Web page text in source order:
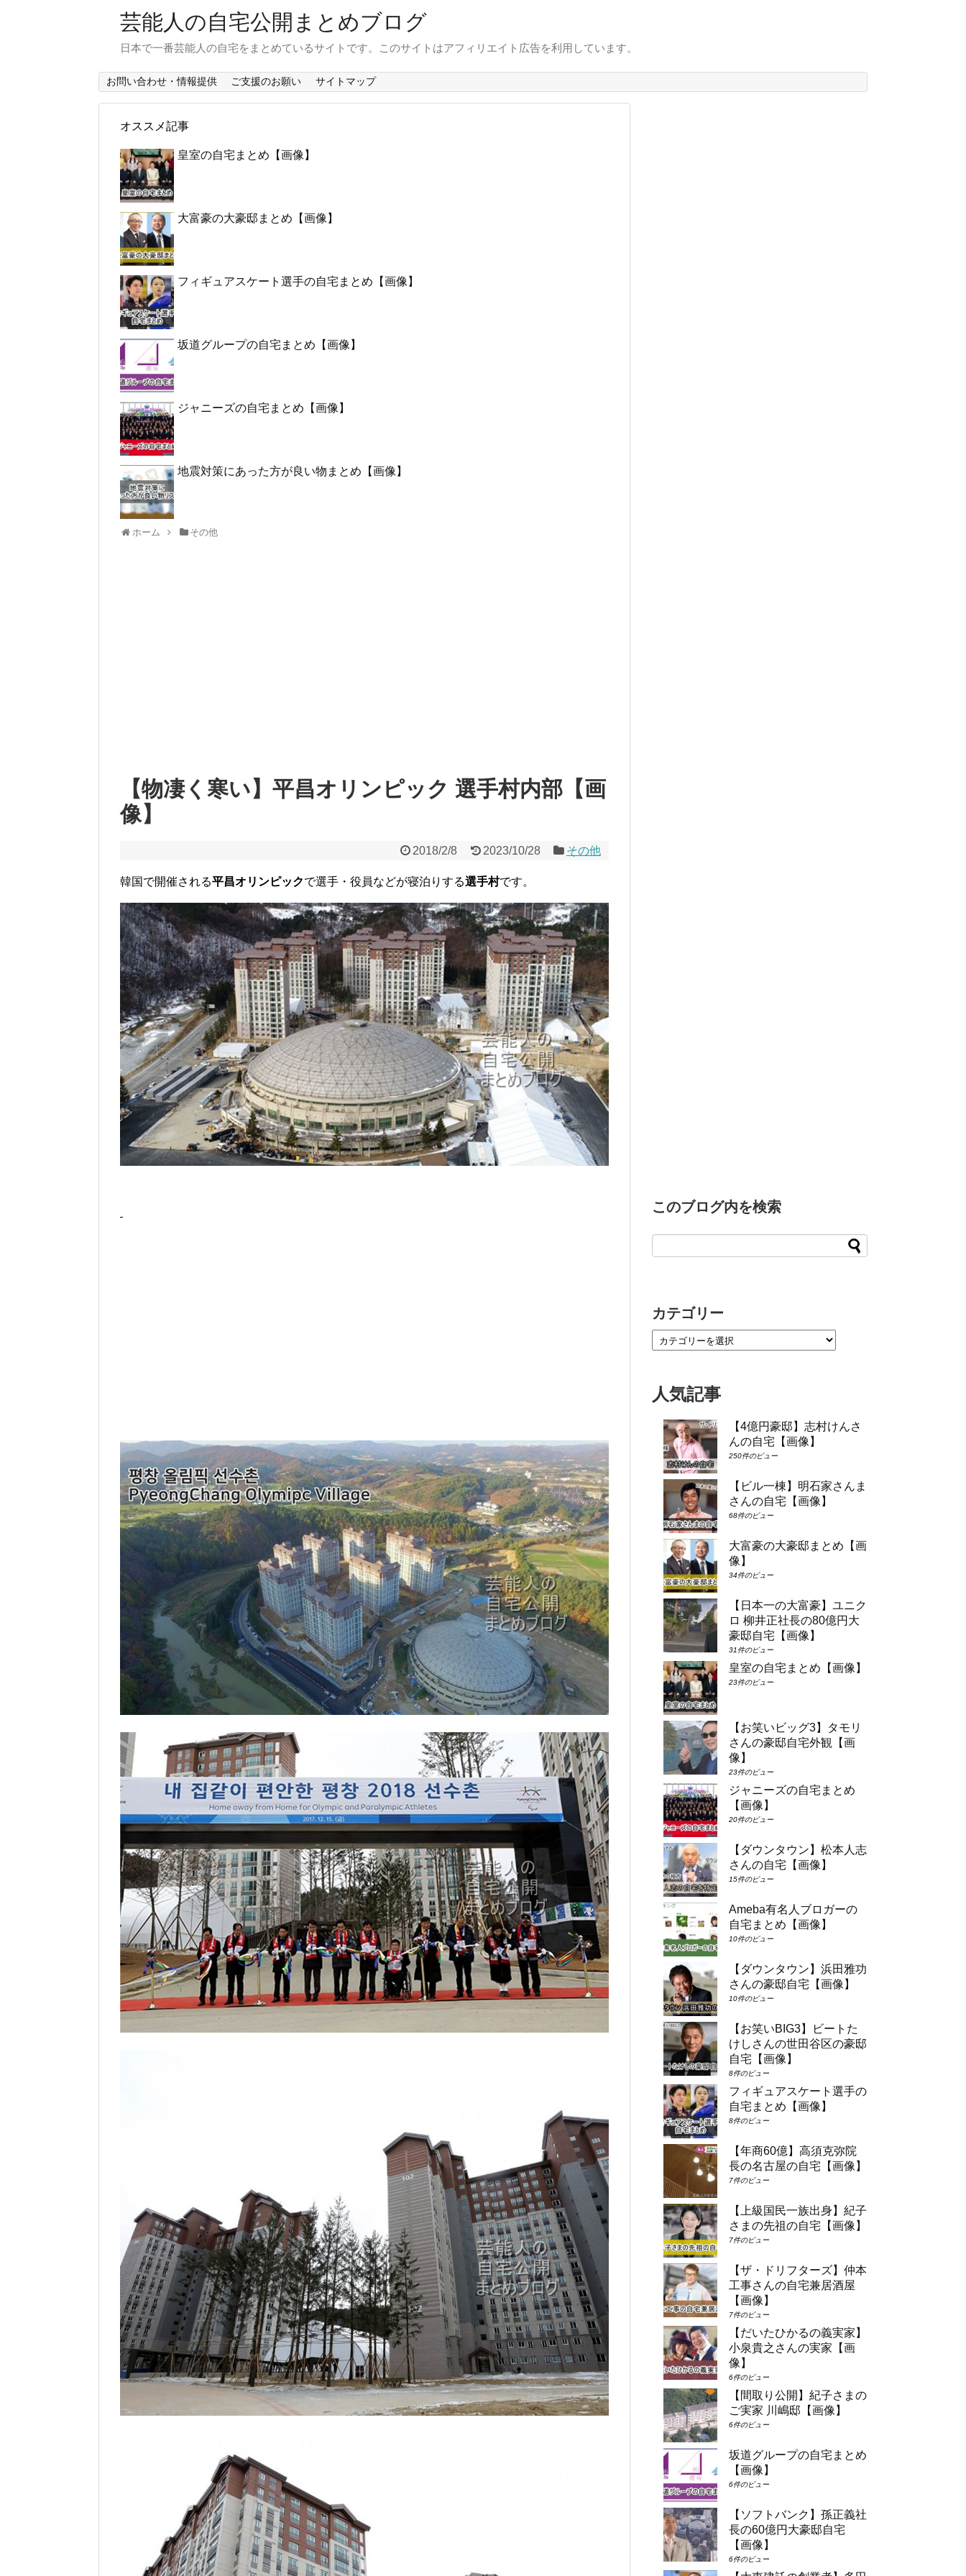
芸能人の自宅公開まとめブログ
日本で一番芸能人の自宅をまとめているサイトです。このサイトはアフィリエイト広告を利用しています。
お問い合わせ・情報提供 ご支援のお願い サイトマップ
オススメ記事
皇室の自宅まとめ【画像】
大富豪の大豪邸まとめ【画像】
フィギュアスケート選手の自宅まとめ【画像】
坂道グループの自宅まとめ【画像】
ジャニーズの自宅まとめ【画像】
地震対策にあった方が良い物まとめ【画像】
ホーム その他
【物凄く寒い】平昌オリンピック 選手村内部【画
像】
2018/2/8 2023/10/28 その他
韓国で開催される平昌オリンピックで選手・役員などが寝泊りする選手村です。
このブログ内を検索
カテゴリー
人気記事
【4億円豪邸】志村けんさ
んの自宅【画像】
250件のビュー
【ビル一棟】明石家さんま
さんの自宅【画像】
68件のビュー
大富豪の大豪邸まとめ【画
像】
34件のビュー
【日本一の大富豪】ユニク
ロ 柳井正社長の80億円大
豪邸自宅【画像】
31件のビュー
皇室の自宅まとめ【画像】
23件のビュー
【お笑いビッグ3】タモリ
さんの豪邸自宅外観【画
像】
23件のビュー
ジャニーズの自宅まとめ
【画像】
20件のビュー
【ダウンタウン】松本人志
さんの自宅【画像】
15件のビュー
Ameba有名人ブロガーの
自宅まとめ【画像】
10件のビュー
【ダウンタウン】浜田雅功
さんの豪邸自宅【画像】
10件のビュー
【お笑いBIG3】ビートた
けしさんの世田谷区の豪邸
自宅【画像】
8件のビュー
フィギュアスケート選手の
自宅まとめ【画像】
8件のビュー
【年商60億】高須克弥院
長の名古屋の自宅【画像】
7件のビュー
【上級国民一族出身】紀子
さまの先祖の自宅【画像】
7件のビュー
【ザ・ドリフターズ】仲本
工事さんの自宅兼居酒屋
【画像】
7件のビュー
【だいたひかるの義実家】
小泉貴之さんの実家【画
像】
6件のビュー
【間取り公開】紀子さまの
ご実家 川嶋邸【画像】
6件のビュー
坂道グループの自宅まとめ
【画像】
6件のビュー
【ソフトバンク】孫正義社
長の60億円大豪邸自宅
【画像】
6件のビュー